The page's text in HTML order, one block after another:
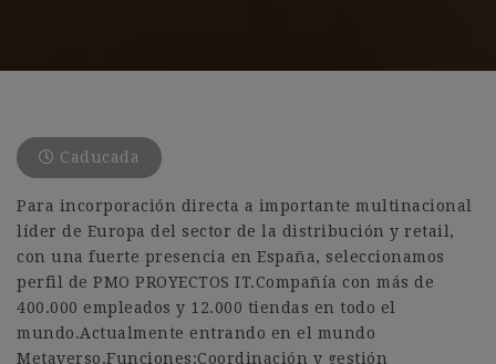
Caducada
Para incorporación directa a importante multinacional
líder de Europa del sector de la distribución y retail,
con una fuerte presencia en España, seleccionamos
perfil de PMO PROYECTOS IT.Compañía con más de
400.000 empleados y 12.000 tiendas en todo el
mundo.Actualmente entrando en el mundo
Metaverso.Funciones:Coordinación y gestión